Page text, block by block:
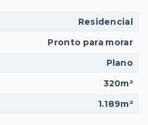
Residencial
Pronto para morar
Plano
320m²
1.189m²